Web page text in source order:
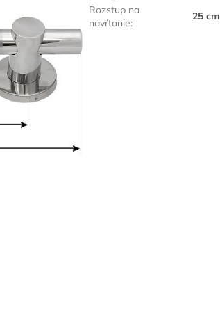
Rozstup na
navŕtanie:
25 cm